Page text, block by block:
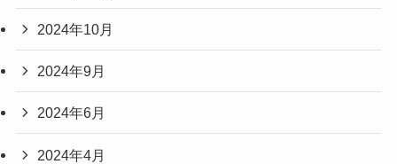
2024年10月
2024年9月
2024年6月
2024年4月